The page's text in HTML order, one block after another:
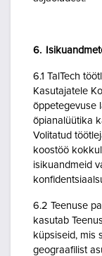
6.
6.1 TalTech
Kasutajatele
õppetegevuse
õpianalüütika
Volitatud
koostöö
isikuandmeid
6.2 Teenuse
kasutab
küpsiseid, mis
geograafilist